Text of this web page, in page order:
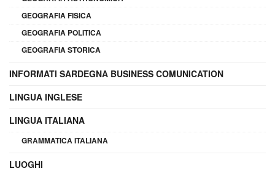
GEOGRAFIA FISICA
GEOGRAFIA POLITICA
GEOGRAFIA STORICA
INFORMATI SARDEGNA BUSINESS COMUNICATION
LINGUA INGLESE
LINGUA ITALIANA
GRAMMATICA ITALIANA
LUOGHI